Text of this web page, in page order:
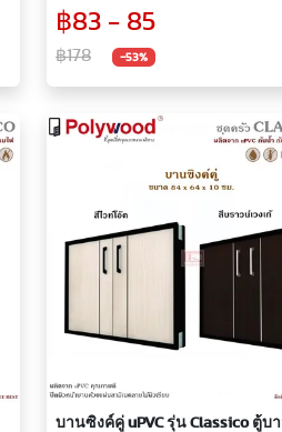
฿83 - 85
฿178 -53%
บานซิงค์คู่ uPVC รุ่น Classico ตู้บานซิงค์